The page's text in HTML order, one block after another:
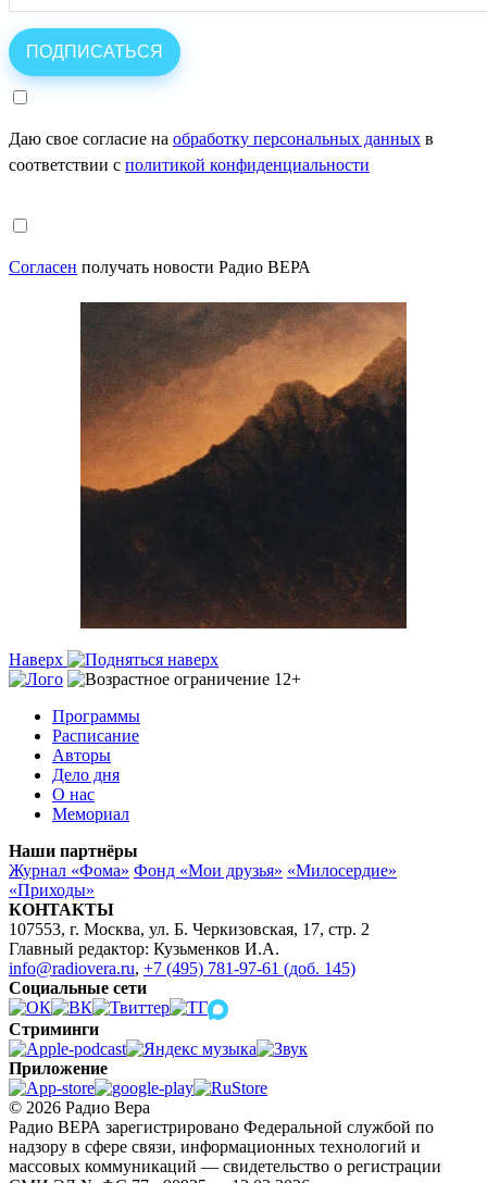
Даю свое согласие на обработку персональных данных в
соответствии с политикой конфиденциальности
Согласен получать новости Радио ВЕРА
Наверх
Программы
Расписание
Авторы
Дело дня
О нас
Мемориал
Наши партнёры
Журнал «Фома» Фонд «Мои друзья» «Милосердие»
«Приходы»
КОНТАКТЫ
107553, г. Москва, ул. Б. Черкизовская, 17, стр. 2
Главный редактор: Кузьменков И.А.
info@radiovera.ru, +7 (495) 781-97-61 (доб. 145)
Социальные сети
Стриминги
Приложение
© 2026 Радио Вера
Радио ВЕРА зарегистрировано Федеральной службой по
надзору в сфере связи, информационных технологий и
массовых коммуникаций — свидетельство о регистрации